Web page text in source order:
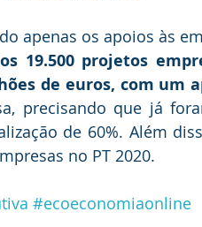
apenas os apoios às
19.500 projetos
de euros, com um
precisando que já
de 60%. Além
no PT 2020.
#ecoeconomiaonline